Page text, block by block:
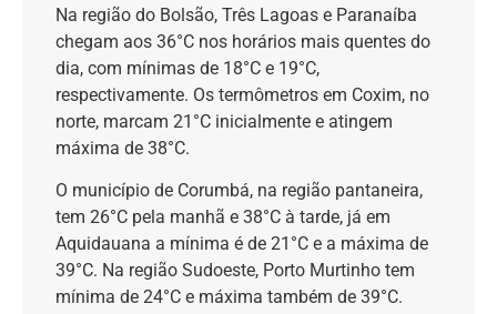
Na região do Bolsão, Três Lagoas e Paranaíba
chegam aos 36°C nos horários mais quentes do
dia, com mínimas de 18°C e 19°C,
respectivamente. Os termômetros em Coxim, no
norte, marcam 21°C inicialmente e atingem
máxima de 38°C.
O município de Corumbá, na região pantaneira,
tem 26°C pela manhã e 38°C à tarde, já em
Aquidauana a mínima é de 21°C e a máxima de
39°C. Na região Sudoeste, Porto Murtinho tem
mínima de 24°C e máxima também de 39°C.